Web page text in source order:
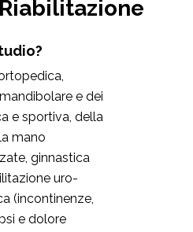
e dei
e sportiva, della
mano
ginnastica
uro-
(incontinenze,
e dolore